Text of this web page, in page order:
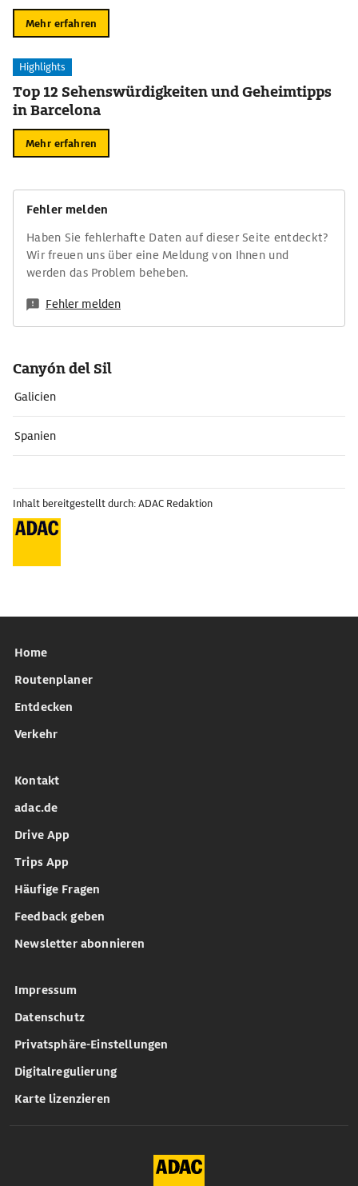
Mehr erfahren
Highlights
Top 12 Sehenswürdigkeiten und Geheimtipps
in Barcelona
Mehr erfahren
Fehler melden
Haben Sie fehlerhafte Daten auf dieser Seite entdeckt?
Wir freuen uns über eine Meldung von Ihnen und
werden das Problem beheben.
Fehler melden
Canyón del Sil
Galicien
Spanien
Inhalt bereitgestellt durch: ADAC Redaktion
Home
Routenplaner
Entdecken
Verkehr
Kontakt
adac.de
Drive App
Trips App
Häufige Fragen
Feedback geben
Newsletter abonnieren
Impressum
Datenschutz
Privatsphäre-Einstellungen
Digitalregulierung
Karte lizenzieren